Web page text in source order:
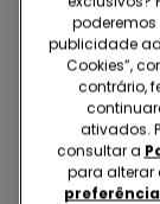
aceitar, é
conteúdos e
sítios.
GLOSSÁRIO
publicidade
Cookies”,
contrário,
ativados.
consultar a
para alterar